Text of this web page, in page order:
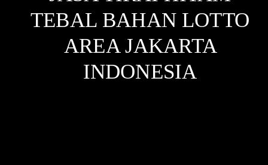
TEBAL BAHAN LOTTO
AREA JAKARTA
INDONESIA